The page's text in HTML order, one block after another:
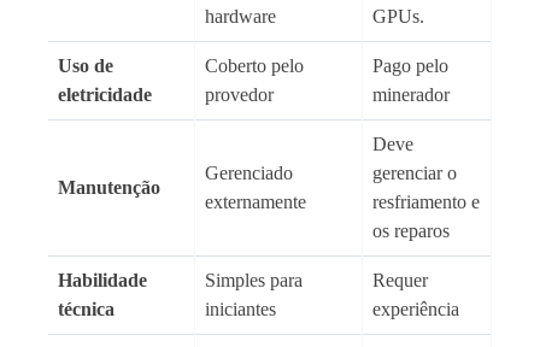
hardware
GPUs.
Uso de
eletricidade
Coberto pelo
provedor
Pago pelo
minerador
Manutenção
Gerenciado
externamente
Deve
gerenciar o
resfriamento e
os reparos
Habilidade
técnica
Simples para
iniciantes
Requer
experiência